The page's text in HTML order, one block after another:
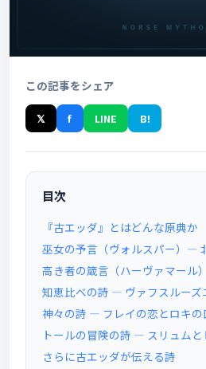
この記事をシェア
𝕏 f LINE B!
目次
『古エッダ』とはどんな原典か
巫女の予言（ヴォルスパー）―
高き者の箴言（ハーヴァマール
知恵比べの詩 ― ヴァフスルーズ
神々の詩 ― フレイの恋とロキの
トールの冒険の詩 ― スリュム
さらに古エッダが伝える詩